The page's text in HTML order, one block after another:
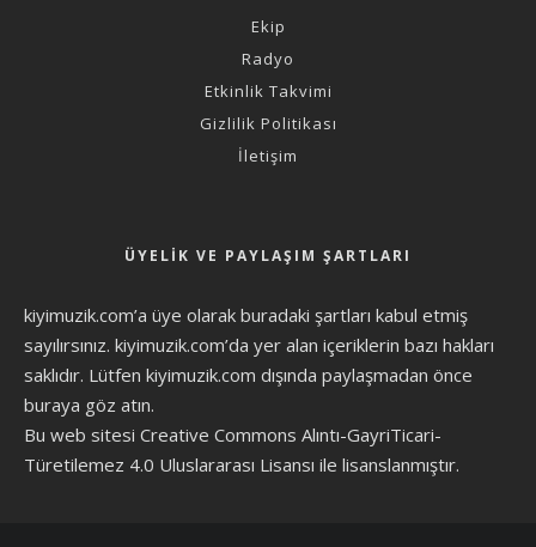
Ekip
Radyo
Etkinlik Takvimi
Gizlilik Politikası
İletişim
ÜYELIK VE PAYLAŞIM ŞARTLARI
kiyimuzik.com’a üye olarak buradaki şartları kabul etmiş
sayılırsınız. kiyimuzik.com’da yer alan içeriklerin bazı hakları
saklıdır. Lütfen kiyimuzik.com dışında paylaşmadan önce
buraya göz atın.
Bu web sitesi Creative Commons Alıntı-GayriTicari-
Türetilemez 4.0 Uluslararası Lisansı ile lisanslanmıştır.